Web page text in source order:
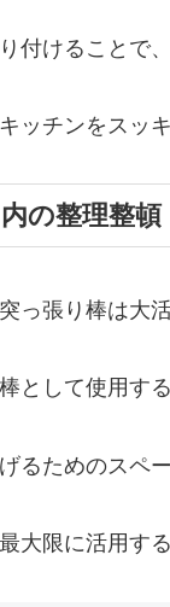
付けることで
ッチンをスッ
の整理整頓
っ張り棒は大活
として使用す
るためのスペ
大限に活用す